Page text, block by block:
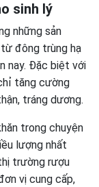
sinh lý
những sản
đông trùng hạ
nay. Đặc biệt với
tăng cường
tráng dương.
trong chuyện
lượng nhất
trường rượu
vị cung cấp,